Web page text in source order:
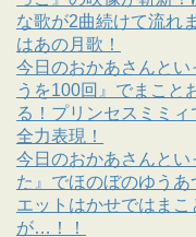
な歌が2曲続けて流れ
はあの月歌！
今日のおかあさんと
うを100回』でまこと
る！プリンセスミミ
全力表現！
今日のおかあさんと
た』でほのぼのゆう
エットはかせではま
が…！！